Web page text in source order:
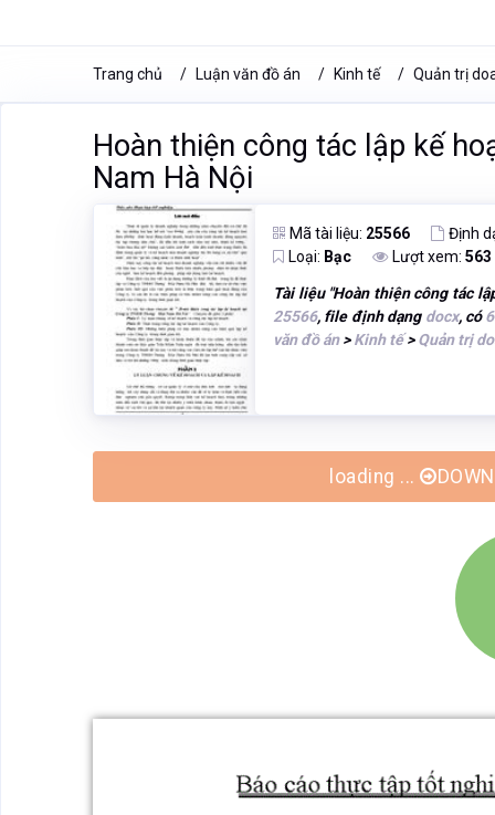
Trang chủ Luận văn đồ án Kinh tế Quản trị
Hoàn thiện công tác lập kế
Nam Hà Nội
Mã tài liệu: 25566
Định
Loại: Bạc Lượt xem:563
Tài liệu "Hoàn thiện công tác
25566, file định dạng docx, có
văn đồ án>Kinh tế>Quản trị
loading ...